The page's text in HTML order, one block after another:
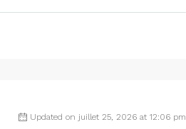
Updated on juillet 25, 2026 at 12:06 pm